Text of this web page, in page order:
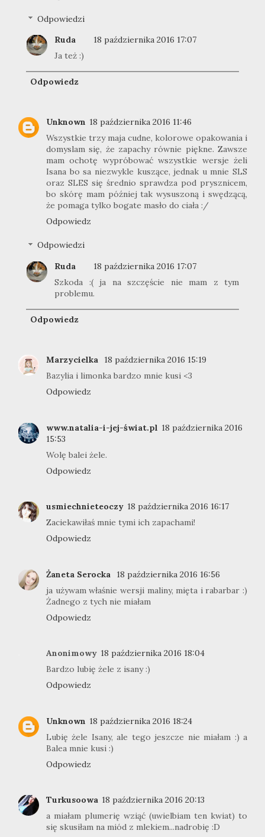
Odpowiedzi
Ruda
18 października 2016 17:07
Ja też :)
Odpowiedz
Unknown 18 października 2016 11:46
Wszystkie trzy maja cudne, kolorowe opakowania i
domyslam się, że zapachy równie piękne. Zawsze
mam ochotę wypróbować wszystkie wersje żeli
Isana bo sa niezwykle kuszące, jednak u mnie SLS
oraz SLES się średnio sprawdza pod prysznicem,
bo skórę mam później tak wysuszoną i swędzącą,
że pomaga tylko bogate masło do ciała :/
Odpowiedz
Odpowiedzi
Ruda
18 października 2016 17:07
Szkoda :( ja na szczęście nie mam z tym
problemu.
Odpowiedz
Marzycielka
18 października 2016 15:19
Bazylia i limonka bardzo mnie kusi <3
Odpowiedz
www.natalia-i-jej-świat.pl 18 października 2016
15:53
Wolę balei żele.
Odpowiedz
usmiechnieteoczy 18 października 2016 16:17
Zaciekawiłaś mnie tymi ich zapachami!
Odpowiedz
Żaneta Serocka
18 października 2016 16:56
ja używam właśnie wersji maliny, mięta i rabarbar :)
Żadnego z tych nie miałam
Odpowiedz
Anonimowy 18 października 2016 18:04
Bardzo lubię żele z isany :)
Odpowiedz
Unknown 18 października 2016 18:24
Lubię żele Isany, ale tego jeszcze nie miałam :) a
Balea mnie kusi :)
Odpowiedz
Turkusoowa 18 października 2016 20:13
a miałam plumerię wziąć (uwielbiam ten kwiat) to
się skusiłam na miód z mlekiem...nadrobię :D